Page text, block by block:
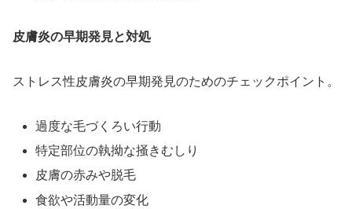
皮膚炎の早期発見と対処
ストレス性皮膚炎の早期発見のためのチェックポイント。
過度な毛づくろい行動
特定部位の執拗な掻きむしり
皮膚の赤みや脱毛
食欲や活動量の変化